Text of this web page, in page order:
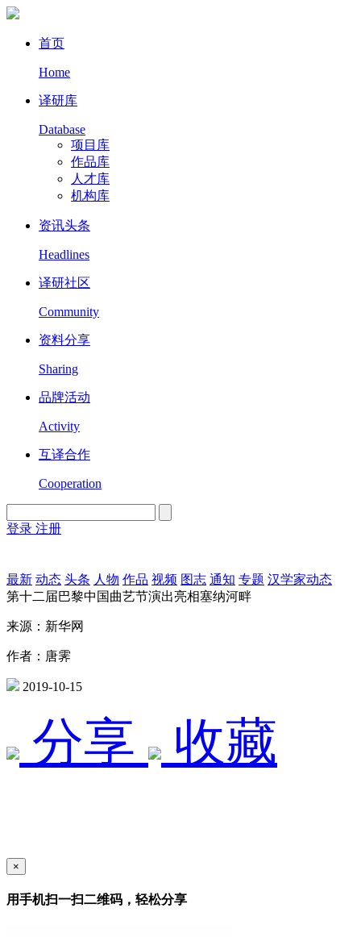
首页
Home
译研库
Database
项目库
作品库
人才库
机构库
资讯头条
Headlines
译研社区
Community
资料分享
Sharing
品牌活动
Activity
互译合作
Cooperation
登录 注册
最新 动态 头条 人物 作品 视频 图志 通知 专题 汉学家动态
第十二届巴黎中国曲艺节演出亮相塞纳河畔
来源：新华网
作者：唐霁
2019-10-15
分享 收藏
×
用手机扫一扫二维码，轻松分享